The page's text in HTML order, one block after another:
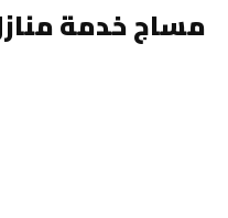
مساج خدمة منازل ٢٤ ساعة الكويت